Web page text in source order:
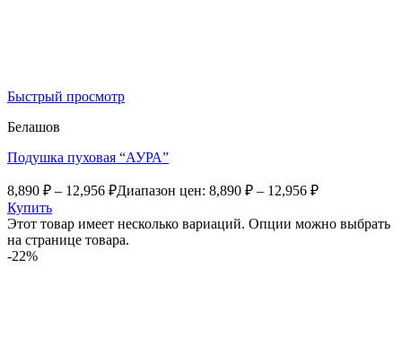
Быстрый просмотр
Белашов
Подушка пуховая “АУРА”
8,890 ₽ – 12,956 ₽Диапазон цен: 8,890 ₽ – 12,956 ₽
Купить
Этот товар имеет несколько вариаций. Опции можно выбрать
на странице товара.
-22%